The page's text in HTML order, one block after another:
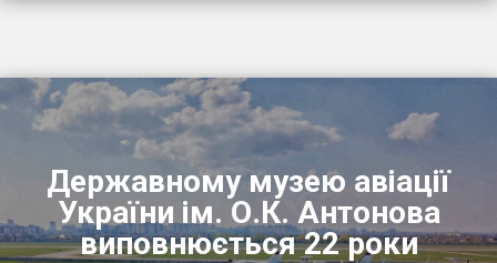
Державному музею авіації
України ім. О.К. Антонова
виповнюється 22 роки